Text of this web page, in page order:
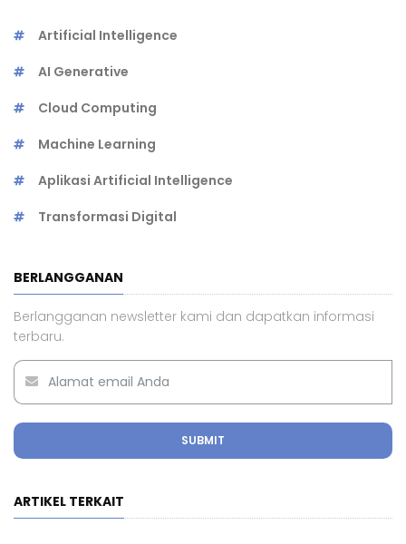
Artificial Intelligence
AI Generative
Cloud Computing
Machine Learning
Aplikasi Artificial Intelligence
Transformasi Digital
BERLANGGANAN
Berlangganan newsletter kami dan dapatkan informasi
terbaru.
SUBMIT
ARTIKEL TERKAIT